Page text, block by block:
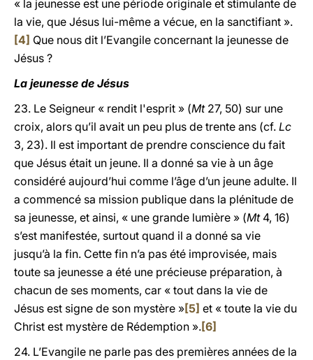
« la jeunesse est une période originale et stimulante de
la vie, que Jésus lui-même a vécue, en la sanctifiant ».
[4] Que nous dit l’Evangile concernant la jeunesse de
Jésus ?
La jeunesse de Jésus
23. Le Seigneur « rendit l'esprit » (Mt27, 50) sur une
croix, alors qu’il avait un peu plus de trente ans (cf. Lc
3, 23). Il est important de prendre conscience du fait
que Jésus était un jeune. Il a donné sa vie à un âge
considéré aujourd’hui comme l’âge d’un jeune adulte. Il
a commencé sa mission publique dans la plénitude de
sa jeunesse, et ainsi, « une grande lumière » (Mt4, 16)
s’est manifestée, surtout quand il a donné sa vie
jusqu’à la fin. Cette fin n’a pas été improvisée, mais
toute sa jeunesse a été une précieuse préparation, à
chacun de ses moments, car « tout dans la vie de
Jésus est signe de son mystère »[5] et « toute la vie du
Christ est mystère de Rédemption ».[6]
24. L’Evangile ne parle pas des premières années de la